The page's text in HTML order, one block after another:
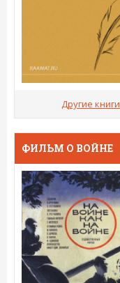
Другие книги
ФИЛЬМ О ВОЙНЕ